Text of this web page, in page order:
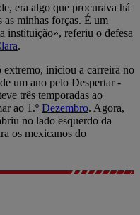
era algo que procurava há
as minhas forças. É um
instituição», referiu o defesa
.
iniciou a carreira no
um ano pelo Despertar -
três temporadas ao
ao 1.º Dezembro. Agora,
no lado esquerdo da
os mexicanos do